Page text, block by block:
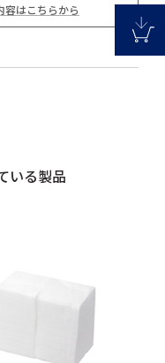
容はこちらから
いる製品